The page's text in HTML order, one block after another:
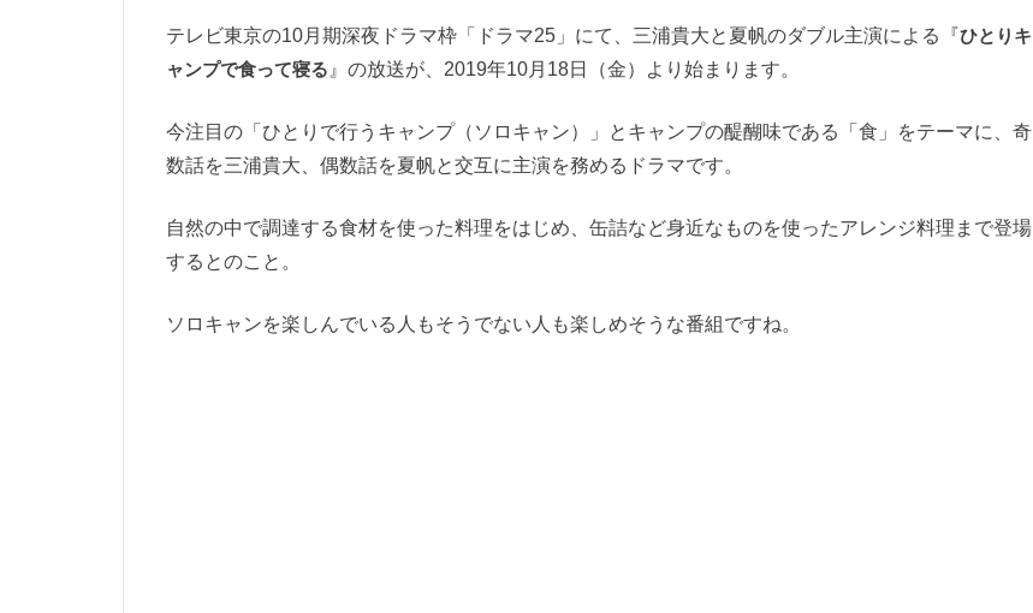
テレビ東京の10月期深夜ドラマ枠「ドラマ25」にて、三浦貴大と夏帆のダブル主演による『ひとりキ
ャンプで食って寝る 』の放送が、2019年10月18日（金）より始まります。
今注目の「ひとりで行うキャンプ（ソロキャン）」とキャンプの醍醐味である「食」をテーマに、奇
数話を三浦貴大、偶数話を夏帆と交互に主演を務めるドラマです。
自然の中で調達する食材を使った料理をはじめ、缶詰など身近なものを使ったアレンジ料理まで登場
するとのこと。
ソロキャンを楽しんでいる人もそうでない人も楽しめそうな番組ですね。